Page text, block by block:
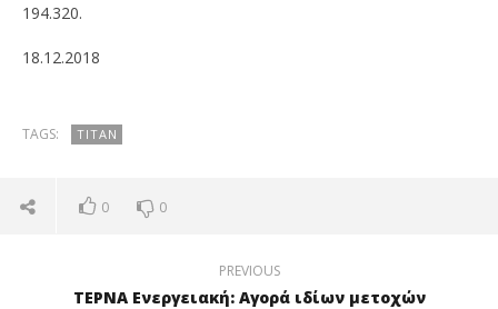
194.320.
18.12.2018
TAGS: ΤΙΤΆΝ
0 0
PREVIOUS
ΤΕΡΝΑ Ενεργειακή: Αγορά ιδίων μετοχών